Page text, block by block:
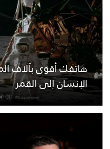
هاتفك أقوى بآلاف
الإنسان إلى القمر